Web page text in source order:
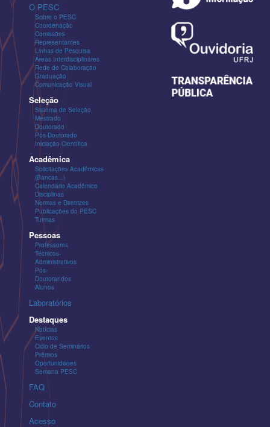
O PESC
Sobre o PESC
Coordenação
Comissões
Representantes
Linhas de Pesquisa
Áreas Interdisciplinares
Rede de Colaboração
Graduação
Comunicação Visual
Seleção
Sistema de Seleção
Mestrado
Doutorado
Pós-Doutorado
Iniciação Científica
Acadêmica
Solicitações Acadêmicas
(Bancas...)
Calendário Acadêmico
Disciplinas
Normas e Diretrizes
Publicações do PESC
Turmas
Pessoas
Professores
Técnicos-
Administrativos
Pós-
Doutorandos
Alunos
Laboratórios
Destaques
Notícias
Eventos
Ciclo de Seminários
Prêmios
Oportunidades
Semana PESC
FAQ
Contato
Acesso